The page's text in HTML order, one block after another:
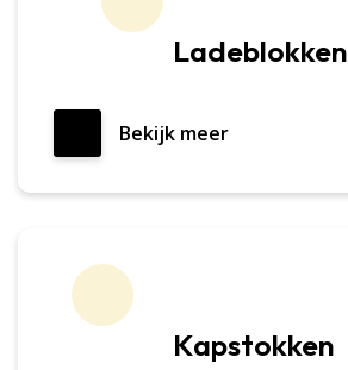
Ladeblokken
Bekijk meer
Kapstokken